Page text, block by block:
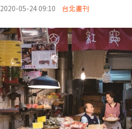
2020-05-24 09:10 台北畫刊